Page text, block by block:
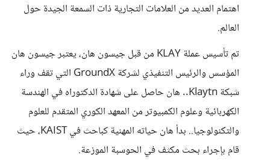
اهتمام العديد من العلامات التجارية ذات السمعة الجيدة حول
العالم.
تم تأسيس عملة KLAY من قبل جيسون هان، يعتبر جيسون هان
المؤسس والرئيس التنفيذي لشركة GroundX التي تقف وراء
شبكة Klaytn.. هان حاصل على شهادة الدكتوراه في الهندسة
الكهربائية وعلوم الكمبيوتر من المعهد الكوري المتقدم للعلوم
والتكنولوجيا.. بدأ هان حياته المهنية كباحث في KAIST، حيث
قام بإجراء بحث مكثف في الحوسبة الموزعة.